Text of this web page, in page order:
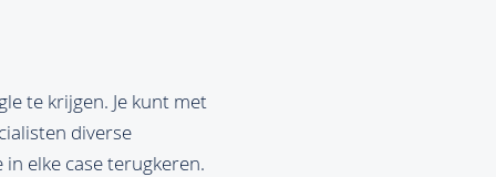
te krijgen. Je kunt met
diverse
elke case terugkeren.